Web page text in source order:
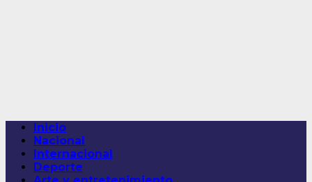
Menú
principal
Inicio
Nacional
Internacional
Deporte